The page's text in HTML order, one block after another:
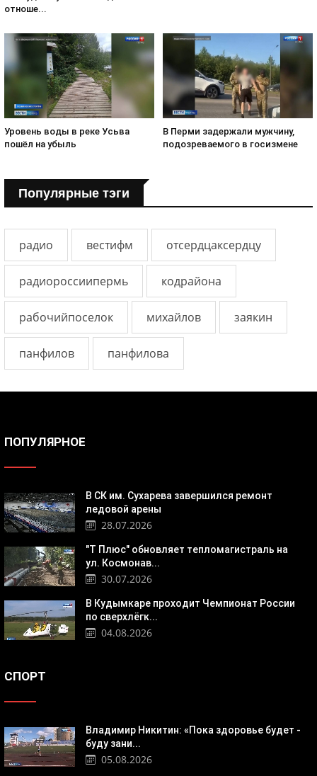
отноше...
Уровень воды в реке Усьва
пошёл на убыль
В Перми задержали мужчину,
подозреваемого в госизмене
Популярные тэги
радио вестифм отсердцаксердцу
радиороссиипермь кодрайона
рабочийпоселок михайлов заякин
панфилов панфилова
ПОПУЛЯРНОЕ
В СК им. Сухарева завершился ремонт
ледовой арены
28.07.2026
"Т Плюс" обновляет тепломагистраль на
ул. Космонав...
30.07.2026
В Кудымкаре проходит Чемпионат России
по сверхлёгк...
04.08.2026
СПОРТ
Владимир Никитин: «Пока здоровье будет -
буду зани...
05.08.2026